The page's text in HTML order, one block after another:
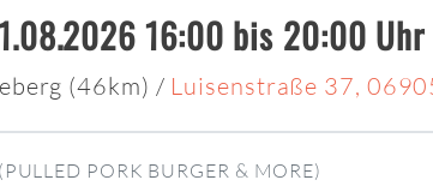
16:00 bis 20:00 Uhr
(46km) / Luisenstraße 37,
(PULLED PORK BURGER & MORE)